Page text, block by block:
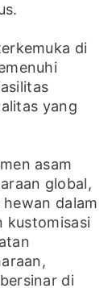
di
yang
asam
global,
dalam
kustomisasi
di